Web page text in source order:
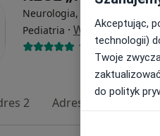
Neurologia, Medycyna
Pediatria · Więcej
1055 opinii
2 Adres 3
Akceptując,
technologii)
Twoje
do polityk